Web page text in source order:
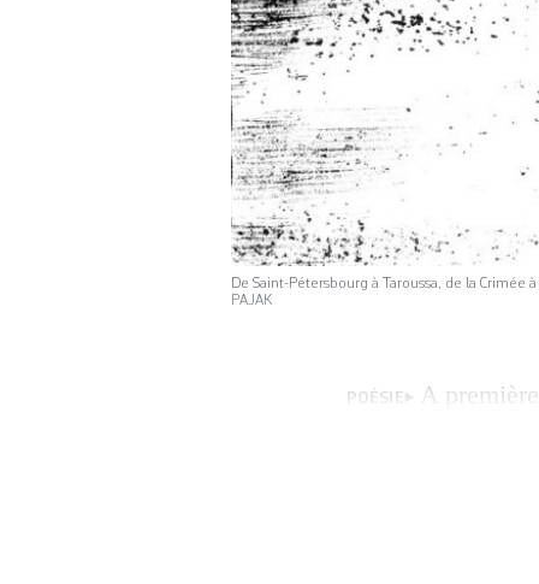
De Saint-Pétersbourg à Taroussa, de la
PAJAK
POÉSIE
A